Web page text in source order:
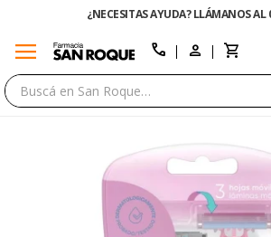
¿NECESITAS AYUDA? LLÁMANOS AL
menu call
close